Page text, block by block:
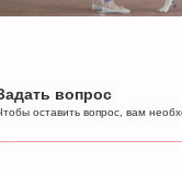
вопрос
оставить вопрос, вам